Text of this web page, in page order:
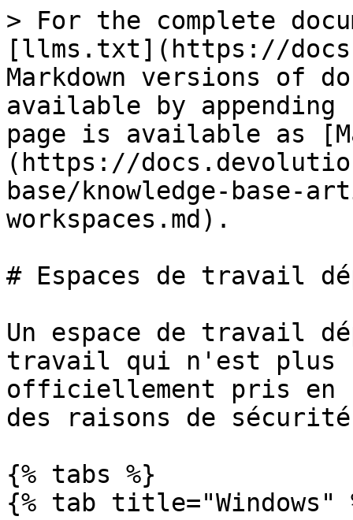
> For the complete
[llms.txt](https://
Markdown versions of
available by
page is available as
(https://
base/knowledge-base-
workspaces.md).
# Espaces de travail
Un espace de travail
travail qui n'est plus
officiellement pris en
des raisons de
{% tabs %}
{% tab title="Windows"